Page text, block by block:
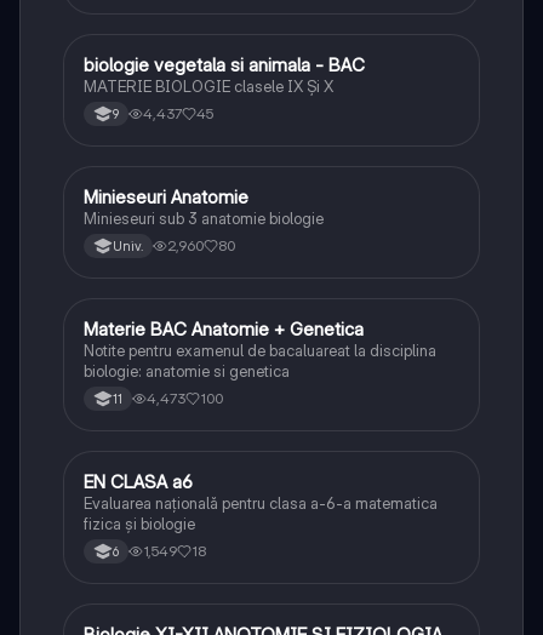
Biologie
biologie vegetala si animala - BAC
MATERIE BIOLOGIE clasele IX Şi X
9 4,437 45
Biologie
Minieseuri Anatomie
Minieseuri sub 3 anatomie biologie
Univ. 2,960 80
Biologie
Materie BAC Anatomie + Genetica
Notite pentru examenul de bacaluareat la disciplina
biologie: anatomie si genetica
11 4,473 100
Matematică
EN CLASA a6
Evaluarea națională pentru clasa a-6-a matematica
fizica și biologie
6 1,549 18